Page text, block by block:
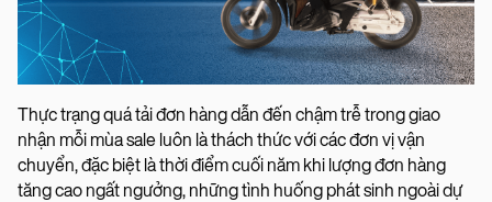
Thực trạng quá tải đơn hàng dẫn đến chậm trễ trong giao
nhận mỗi mùa sale luôn là thách thức với các đơn vị vận
chuyển, đặc biệt là thời điểm cuối năm khi lượng đơn hàng
tăng cao ngất ngưởng, những tình huống phát sinh ngoài dự